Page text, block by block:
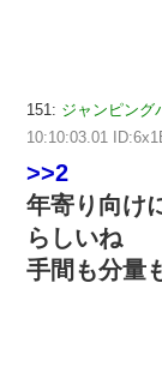
151: ジャンピング
10:10:03.01
>>2
年寄り向け
らしいね
手間も分量